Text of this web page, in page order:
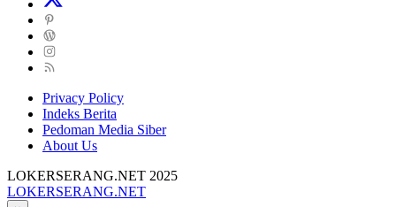
Privacy Policy
Indeks Berita
Pedoman Media Siber
About Us
LOKERSERANG.NET 2025
LOKERSERANG.NET